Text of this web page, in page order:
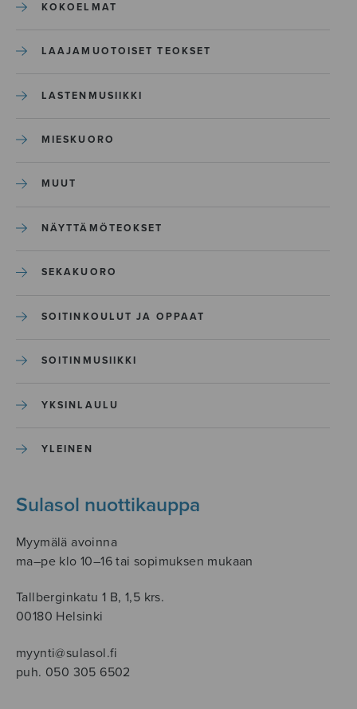
KOKOELMAT
LAAJAMUOTOISET TEOKSET
LASTENMUSIIKKI
MIESKUORO
MUUT
NÄYTTÄMÖTEOKSET
SEKAKUORO
SOITINKOULUT JA OPPAAT
SOITINMUSIIKKI
YKSINLAULU
YLEINEN
Sulasol nuottikauppa
Myymälä avoinna
ma–pe klo 10–16 tai sopimuksen mukaan
Tallberginkatu 1 B, 1,5 krs.
00180 Helsinki
myynti@sulasol.fi
puh. 050 305 6502